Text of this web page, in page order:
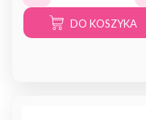
DO KOSZYKA